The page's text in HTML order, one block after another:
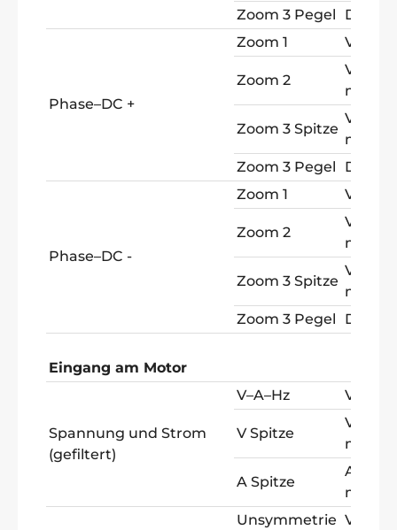
Zoom 3 Pegel
Delta V
Phase–DC +
Zoom 1 V
Zoom 2
V
max
Zoom 3 Spitze
V
max
Zoom 3 Pegel
Delta V
Phase–DC -
Zoom 1 V
Zoom 2
V
max
Zoom 3 Spitze
V
max
Zoom 3 Pegel
Delta V
Eingang am Motor
Spannung und Strom
(gefiltert)
V–A–Hz V
V Spitze
V
max
A Spitze
A
max
Unsymmetrie V